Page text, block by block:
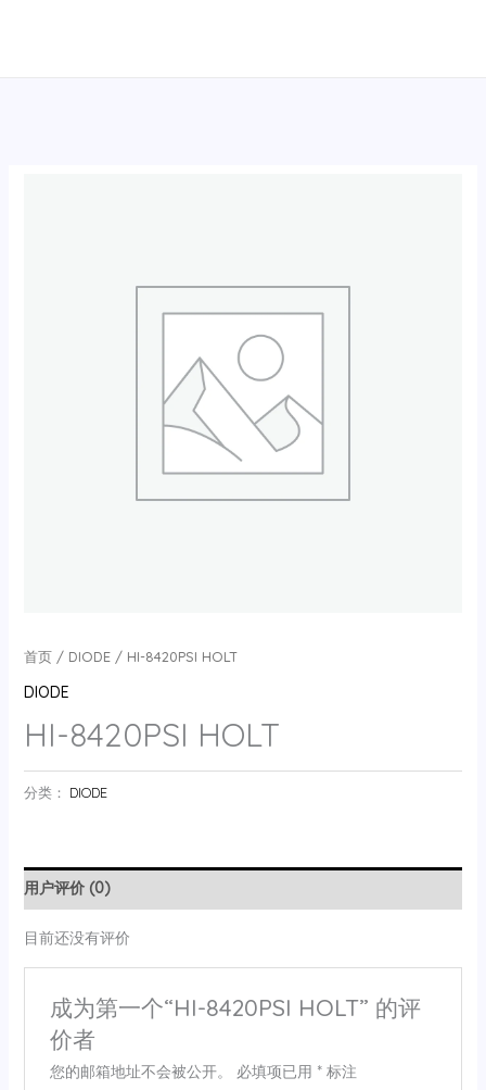
首页/ DIODE/ HI-8420PSI HOLT
DIODE
HI-8420PSI HOLT
分类： DIODE
用户评价 (0)
目前还没有评价
成为第一个“HI-8420PSI HOLT” 的评
价者
您的邮箱地址不会被公开。 必填项已用 *标注